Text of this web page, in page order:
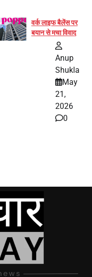
वर्क लाइफ बैलेंस पर
बयान से मचा विवाद
Anup
Shukla
May
21,
2026
0